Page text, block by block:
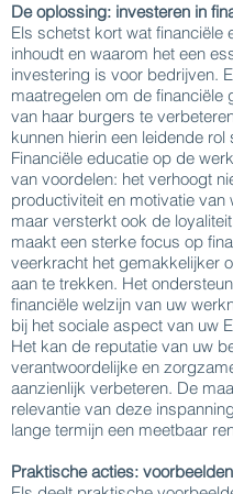
De oplossing: investeren in
Els schetst kort wat financiële
inhoudt en waarom het een
investering is voor bedrijven.
maatregelen om de financiële
van haar burgers te
kunnen hierin een leidende rol
Financiële educatie op de
van voordelen: het verhoogt
productiviteit en motivatie van
maar versterkt ook de
maakt een sterke focus op
veerkracht het gemakkelijker
aan te trekken. Het
financiële welzijn van uw
bij het sociale aspect van uw
Het kan de reputatie van uw
verantwoordelijke en
aanzienlijk verbeteren. De
relevantie van deze
lange termijn een meetbaar
Praktische acties: